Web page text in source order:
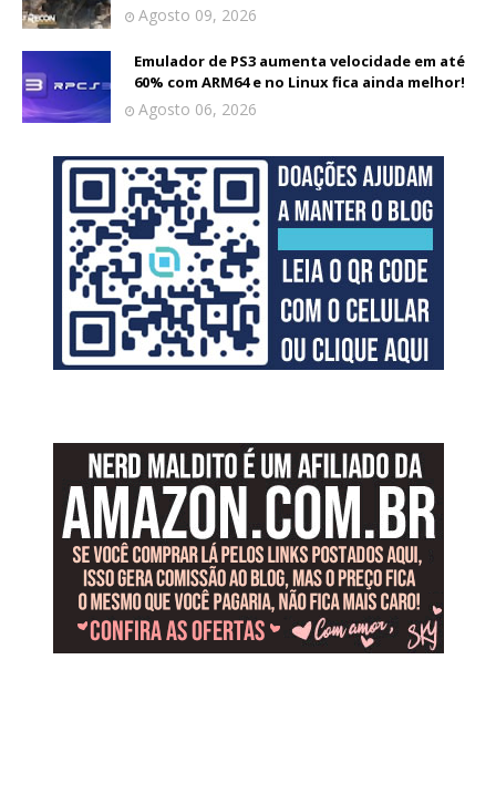
Agosto 09, 2026
Emulador de PS3 aumenta velocidade em até
60% com ARM64 e no Linux fica ainda melhor!
Agosto 06, 2026